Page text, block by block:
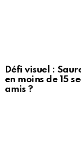
Défi visuel :
en moins de 15
amis ?